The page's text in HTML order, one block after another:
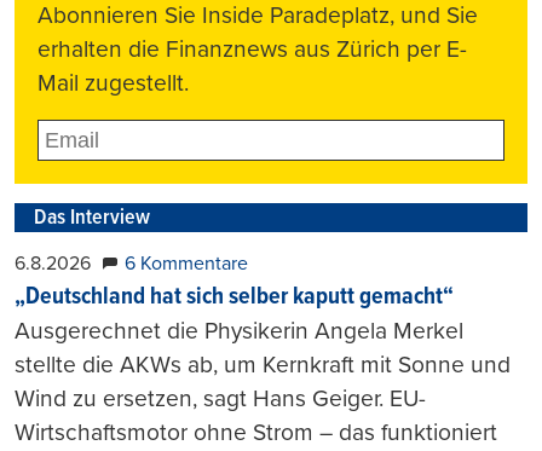
Abonnieren Sie Inside Paradeplatz, und Sie
erhalten die Finanznews aus Zürich per E-
Mail zugestellt.
Das Interview
6.8.2026 6 Kommentare
„Deutschland hat sich selber kaputt gemacht“
Ausgerechnet die Physikerin Angela Merkel
stellte die AKWs ab, um Kernkraft mit Sonne und
Wind zu ersetzen, sagt Hans Geiger. EU-
Wirtschaftsmotor ohne Strom – das funktioniert